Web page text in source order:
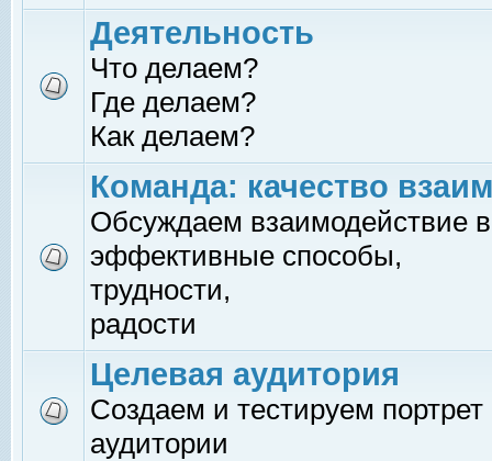
Деятельность
Что делаем?
Где делаем?
Как делаем?
Команда: качество
Обсуждаем взаимодействие
эффективные способы,
трудности,
радости
Целевая аудитория
Создаем и тестируем
аудитории